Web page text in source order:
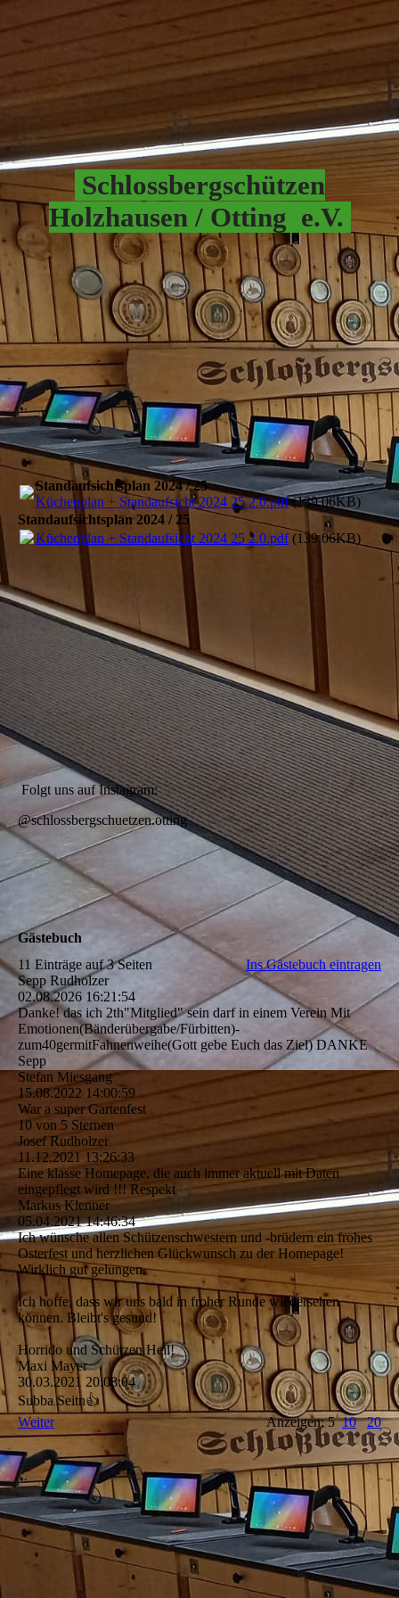
Schlossbergschützen
Holzhausen / Otting e.V.
Standaufsichtsplan 2024 / 25
Küchenplan + Standaufsicht 2024 25 2.0.pdf(139.06KB)
Standaufsichtsplan 2024 / 25
Küchenplan + Standaufsicht 2024 25 2.0.pdf(139.06KB)
Folgt uns auf Instagram:
@schlossbergschuetzen.otting
Gästebuch
11 Einträge auf 3 Seiten
Ins Gästebuch eintragen
Sepp Rudholzer
02.08.2026 16:21:54
Danke! das ich 2th"Mitglied" sein darf in einem Verein Mit
Emotionen(­Bä­nderü­bergabe/­Fü­rbitten)­
zum40germitFahnenweihe(­Gott gebe Euch das Ziel) DANKE
Sepp
Stefan Miesgang
15.08.2022 14:00:59
War a super Gartenfest
10 von 5 Sternen
Josef Rudholzer
11.12.2021 13:26:33
Eine klasse Homepage, die auch immer aktuell mit Daten
eingepflegt wird !!! Respekt
Markus Klenner
05.04.2021 14:46:34
Ich wünsche allen Schützenschwestern und -brüdern ein frohes
Osterfest und herzlichen Glückwunsch zu der Homepage!
Wirklich gut gelungen.
Ich hoffe, dass wir uns bald in froher Runde wiedersehen
können. Bleibt's gesund!
Horrido und Schützen Heil!
Maxi Mayer
30.03.2021 20:08:04
Subba Seitn👍
Weiter
Anzeigen: 510 20